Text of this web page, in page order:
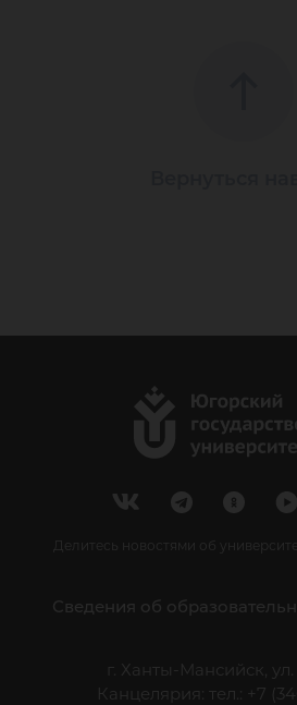
Делитесь новостями об
Сведения об
г. Ханты-Мансийск, ул.
Канцелярия: тел.: +7